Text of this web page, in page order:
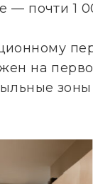
почти 1
на